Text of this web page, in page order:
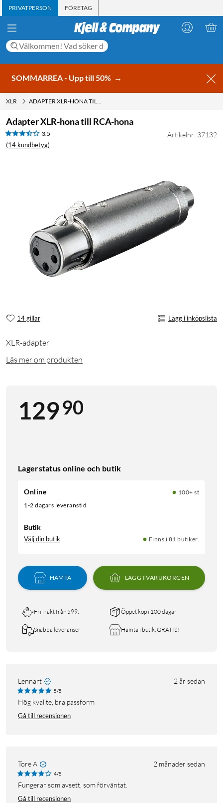
PRIVATPERSON FÖRETAG
SOMMARREA - Upp till 50% →
XLR ADAPTER XLR-HONA TILL RCA-HONA
Adapter XLR-hona till RCA-hona
3.5
(14 kundbetyg)
Artikelnr: 37132
14 gillar Lägg i inköpslista
XLR-adapter
Läs mer om produkten
12990
Lagerstatus online och butik
Online
100+ st
1-2 dagars leveranstid
Butik
Välj din butik Finns i 81 butiker.
HÄMTA LÄGG I VARUKORGEN
Fri frakt från 599:- Öppet köp i 100 dagar
Snabba leveranser Hämta i butik, GRATIS!
Lennart 2 år sedan
5/5
Hög kvalite, bra passform
Gå till recensionen
Tore A 2 månader sedan
4/5
Fungerar som avsett, som förväntat.
Gå till recensionen